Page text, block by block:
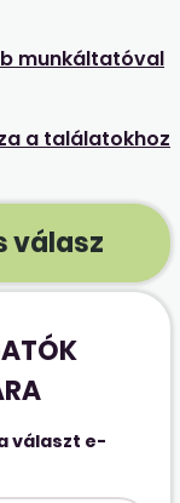
munkáltatóval
a találatokhoz
válasz
választ e-